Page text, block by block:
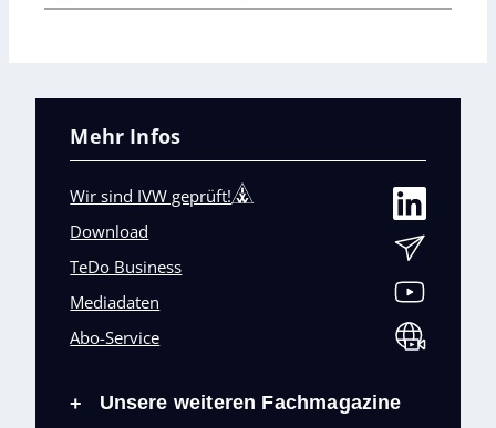
Mehr Infos
Wir sind IVW geprüft!
Download
TeDo Business
Mediadaten
Abo-Service
+ Unsere weiteren Fachmagazine